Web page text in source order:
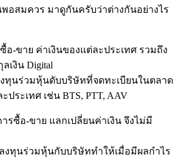
อสมควร มาดูกันครับว่าต่างกันอย่างไร
อ-ขาย ค่าเงินของแต่ละประเทศ รวมถึง
ลเงิน Digital
ทุนร่วมหุ้นดับบริษัทที่จดทะเบียนในตลาด
ระเทศ เช่น BTS, PTT, AAV
ารซื้อ-ขาย แลกเปลี่ยนค่าเงิน จึงไม่มี
งทุนร่วมหุ้นกับบริษัททำให้เมื่อมีผลกำไร